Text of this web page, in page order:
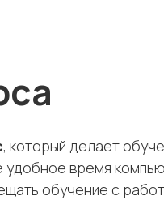
, который делает
время
обучение с